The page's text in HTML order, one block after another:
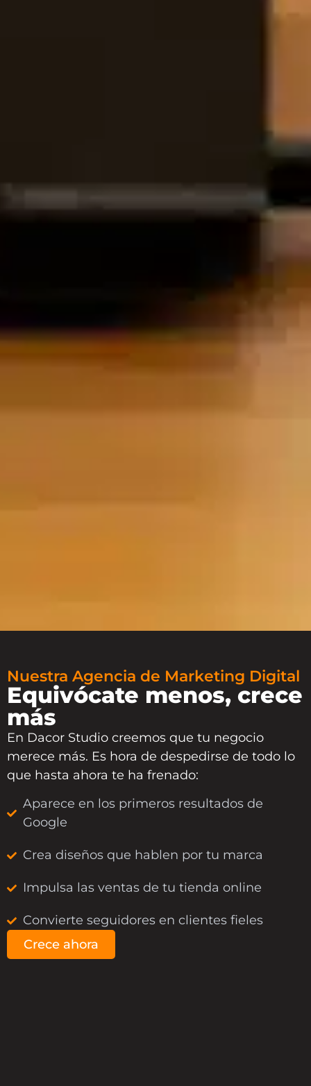
Nuestra Agencia de Marketing Digital
Equivócate menos, crece
más
En Dacor Studio creemos que tu negocio
merece más. Es hora de despedirse de todo lo
que hasta ahora te ha frenado:
Aparece en los primeros resultados de
Google
Crea diseños que hablen por tu marca
Impulsa las ventas de tu tienda online
Convierte seguidores en clientes fieles
Crece ahora